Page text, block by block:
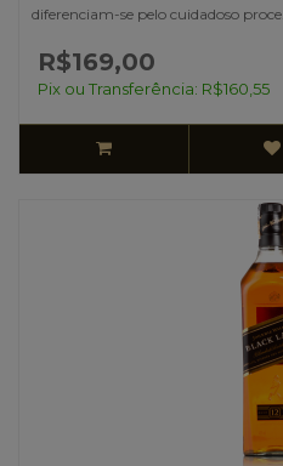
diferenciam-se pelo cuidadoso proce..
R$169,00
Pix ou Transferência: R$160,55